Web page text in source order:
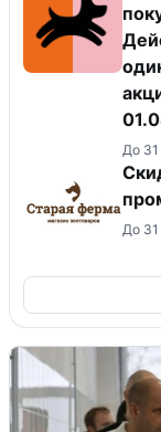
До 31
До 31